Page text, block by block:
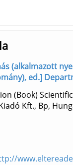
(alkalmazott
ed.]
(Book) Scientific
Kft., Bp,